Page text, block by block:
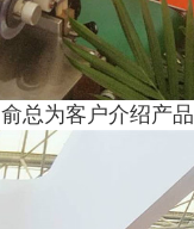
俞总为客户介绍产品